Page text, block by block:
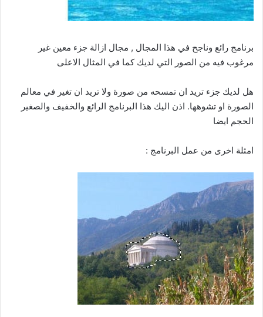
برنامج رائع وناجح في هذا المجال , مجال ازالة جزء معين غير
مرغوب فيه من الصور التي لديك كما في المثال الاعلى
هل لديك جزء تريد ان تمسحه من صورة ولا تريد ان تغير في معالم
الصورة او تشوهها. اذن اليك هذا البرنامج الرائع والخفيف والصغير
الحجم ايضا
امثلة اخرى من عمل البرنامج :